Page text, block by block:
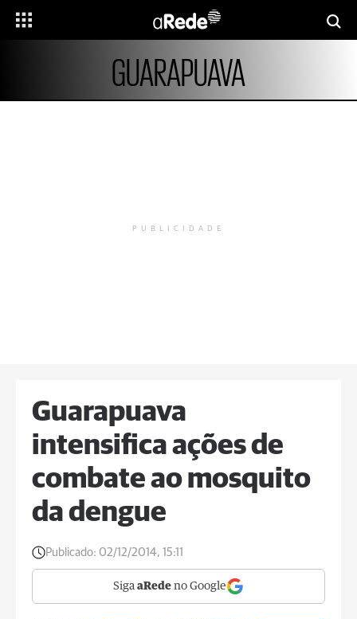
GUARAPUAVA
PUBLICIDADE
Guarapuava
intensifica ações de
combate ao mosquito
da dengue
Publicado: 02/12/2014, 15:11
Siga aRede no Google